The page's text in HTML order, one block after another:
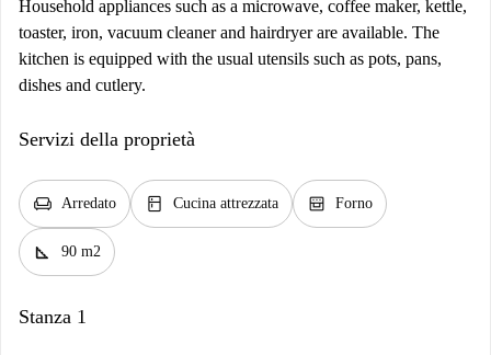
Household appliances such as a microwave, coffee maker, kettle,
toaster, iron, vacuum cleaner and hairdryer are available. The
kitchen is equipped with the usual utensils such as pots, pans,
dishes and cutlery.
Servizi della proprietà
chair Arredato kitchen Cucina attrezzata oven_gen Forno
square_foot 90 m2
Stanza 1